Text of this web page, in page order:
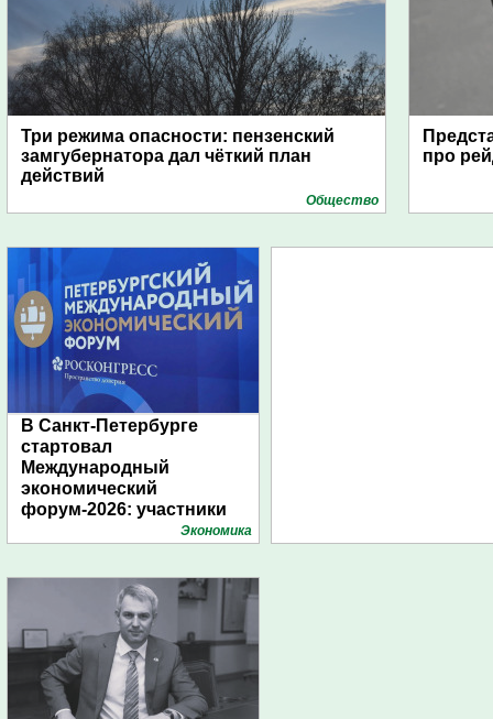
Три режима опасности: пензенский
замгубернатора дал чёткий план
действий
Общество
про
В Санкт-Петербурге
стартовал
Международный
экономический
форум-2026: участники
подготовили креативные
Экономика